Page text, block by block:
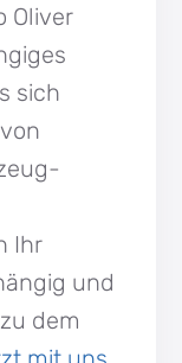
Oliver
sich
Ihr
und
dem